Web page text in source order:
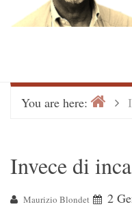
You are here:
Invece di
Maurizio Blondet
2